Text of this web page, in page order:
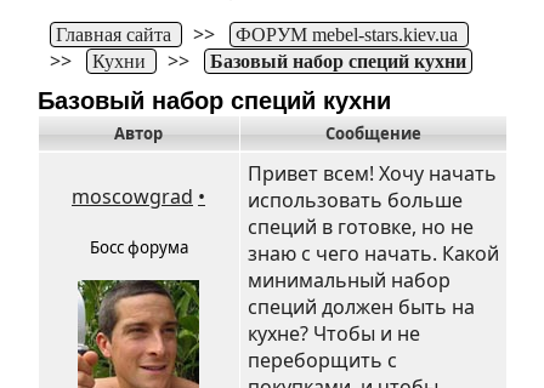
Главная сайта >> ФОРУМ mebel-stars.kiev.ua
>> Кухни >> Базовый набор специй кухни
Базовый набор специй кухни
Автор Сообщение
moscowgrad •
Босс форума
Привет всем! Хочу начать
использовать больше
специй в готовке, но не
знаю с чего начать. Какой
минимальный набор
специй должен быть на
кухне? Чтобы и не
переборщить с